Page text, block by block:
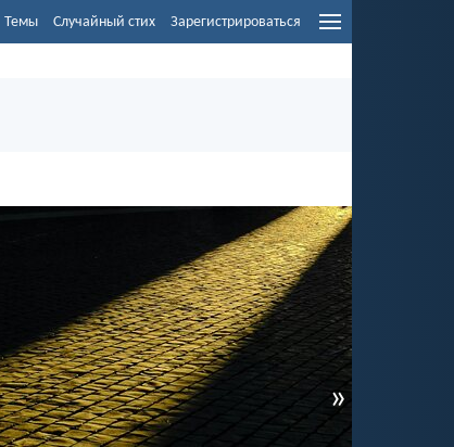
Темы Случайный стих Зарегистрироваться
»